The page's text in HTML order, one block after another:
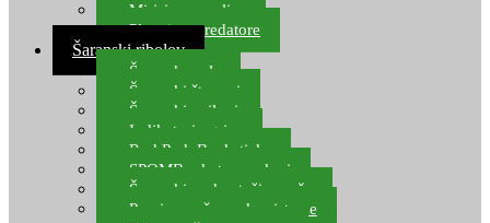
Mirisi za varalice
Plovci za predatore
Šaranski ribolov
Šaranske role
Šaranski štapovi
Šaranski najloni
Indikatori ugriza
Rod Pod, Banksticks
SPOMB rakete, markeri
Šaranski podmetači, mreže
Pernice za šaranske sisteme